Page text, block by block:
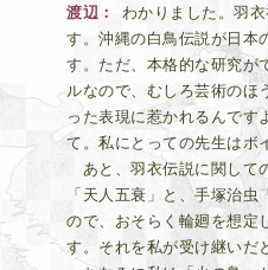
渡辺
わかりました。羽
す。沖縄の白鳥伝説が日本
す。ただ、本格的な研究が
ルなので、むしろ芸術のほ
った表現に惹かれるんです
て。私にとっての先生はボ
あと、羽衣伝説に関して
「天人五衰」と、手塚治
ので、おそらく輪廻を想定
す。それを私が受け継いだ